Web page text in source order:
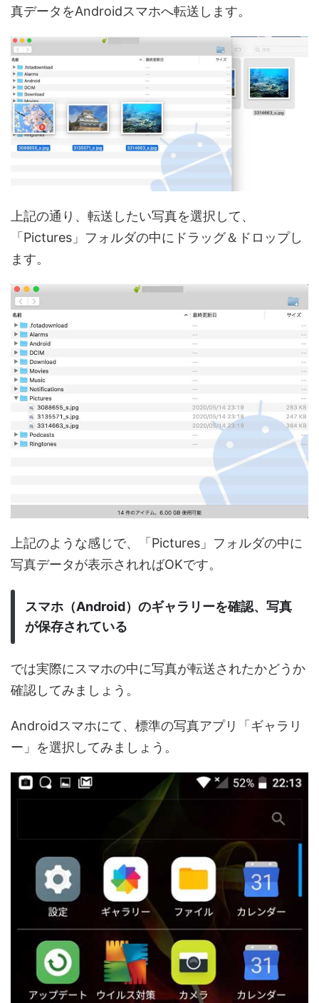
真データをAndroidスマホへ転送します。
上記の通り、転送したい写真を選択して、
「Pictures」フォルダの中にドラッグ＆ドロップし
ます。
上記のような感じで、「Pictures」フォルダの中に
写真データが表示されればOKです。
スマホ（Android）のギャラリーを確認、写真
が保存されている
では実際にスマホの中に写真が転送されたかどうか
確認してみましょう。
Androidスマホにて、標準の写真アプリ「ギャラリ
ー」を選択してみましょう。